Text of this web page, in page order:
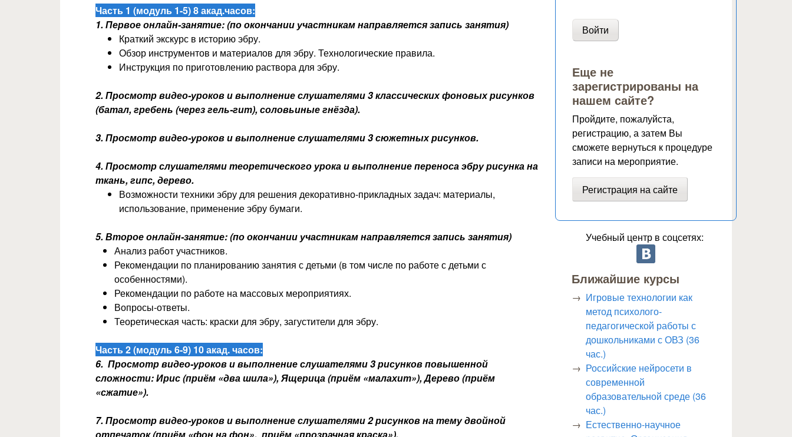
Часть 1 (модуль 1-5) 8 акад.часов:
1. Первое онлайн-занятие: (по окончании участникам направляется запись занятия)
Краткий экскурс в историю эбру.
Обзор инструментов и материалов для эбру. Технологические правила.
Инструкция по приготовлению раствора для эбру.
2. Просмотр видео-уроков и выполнение слушателями3 классических фоновых рисунков
(батал, гребень (через гель-гит), соловьиные гнёзда).
3. Просмотр видео-уроков и выполнение слушателями 3 сюжетных рисунков.
4. Просмотр слушателями теоретического урокаи выполнение переноса эбру рисунка на
ткань, гипс, дерево.
Возможности техники эбру для решения декоративно-прикладных задач: материалы,
использование, применение эбру бумаги.
5. Второе онлайн-занятие:(по окончании участникам направляется запись занятия)
Анализ работ участников.
Рекомендации по планированию занятия с детьми (в том числе по работе с детьми с
особенностями).
Рекомендации по работе на массовых мероприятиях.
Вопросы-ответы.
Теоретическая часть: краски для эбру, загустители для эбру.
Часть 2 (модуль 6-9) 10 акад. часов:
6. Просмотр видео-уроков и выполнение слушателями 3 рисунков повышенной
сложности: Ирис (приём «два шила»), Ящерица (приём «малахит»), Дерево (приём
«сжатие»).
7.Просмотр видео-уроков и выполнение слушателями2 рисунков на тему двойной
Еще не
зарегистрированы на
нашем сайте?
Пройдите, пожалуйста,
регистрацию, а затем Вы
сможете вернуться к процедуре
записи на мероприятие.
Регистрация на сайте
Учебный центр в соцсетях:
Ближайшие курсы
Игровые технологии как
метод психолого-
педагогической работы с
дошкольниками с ОВЗ (36
час.)
Российские нейросети в
современной
образовательной среде (36
час.)
Естественно-научное